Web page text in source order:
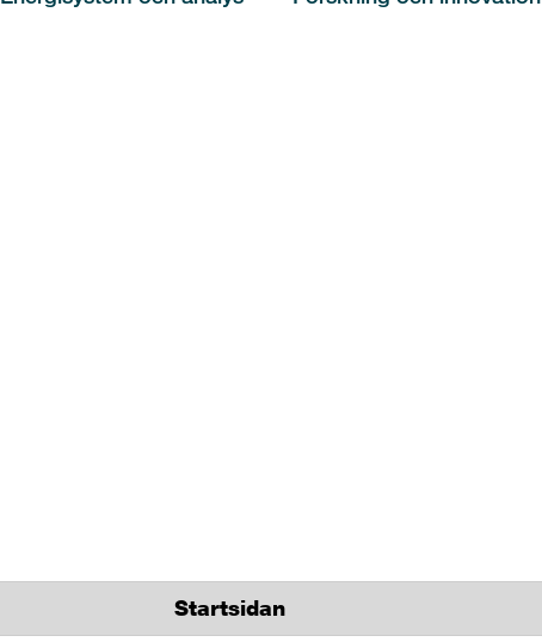
Startsidan